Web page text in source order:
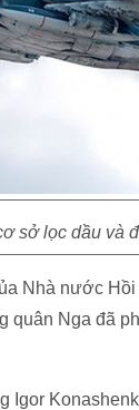
sở lọc dầu và
Nhà nước
quân Nga đã
Igor